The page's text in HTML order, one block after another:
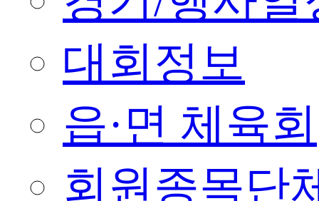
대회정보
읍·면 체육회
회원종목단